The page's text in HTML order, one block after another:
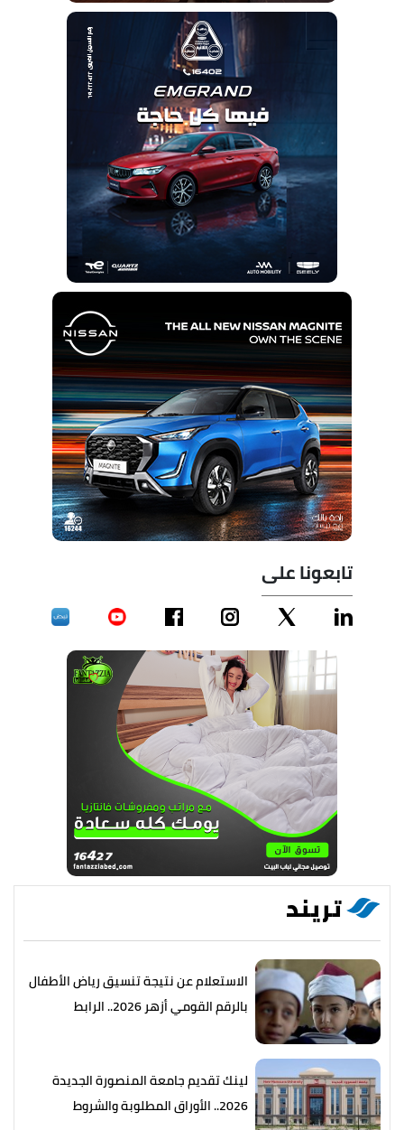
تابعونا على
تريند
الاستعلام عن نتيجة تنسيق رياض الأطفال
بالرقم القومي أزهر 2026.. الرابط
لينك تقديم جامعة المنصورة الجديدة
2026.. الأوراق المطلوبة والشروط